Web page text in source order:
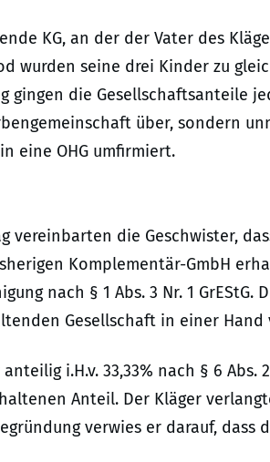
KG, an der der Vater des
wurden seine drei Kinder zu
gingen die Gesellschaftsanteile
über, sondern
eine OHG umfirmiert.
vereinbarten die Geschwister,
Komplementär-GmbH
nach § 1 Abs. 3 Nr. 1 GrEStG.
Gesellschaft in einer Hand
i.H.v. 33,33% nach § 6 Abs. 2
Anteil. Der Kläger
verwies er darauf, dass